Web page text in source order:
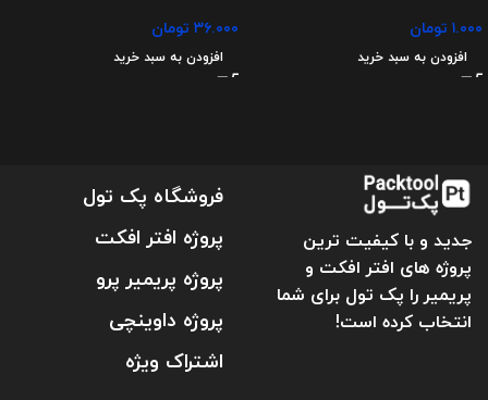
۱.۰۰۰ تومان
افزودن به سبد خرید
۳۶.۰۰۰ تومان
افزودن به سبد خرید
جدید و با کیفیت ترین
پروژه های افتر افکت و
پریمیر را پک تول برای شما
انتخاب کرده است!
فروشگاه پک تول
پروژه افتر افکت
پروژه پریمیر پرو
پروژه داوینچی
اشتراک ویژه